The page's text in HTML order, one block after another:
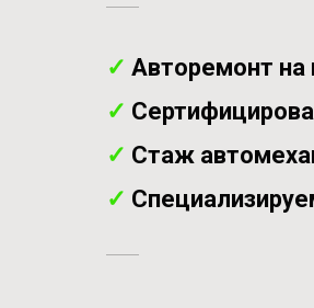
✓ Авторемонт на
✓
✓ Стаж
✓